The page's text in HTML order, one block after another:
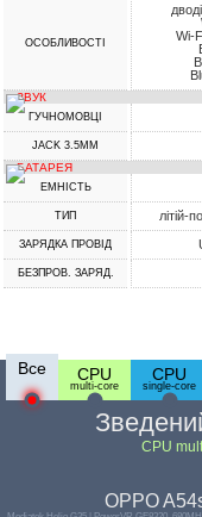
ОСОБЛИВОСТІ
Wi-
ЗВУК
ГУЧНОМОВЦІ
JACK 3.5MM
БАТАРЕЯ
ЕМНІСТЬ
ТИП літій-
ЗАРЯДКА ПРОВІД
БЕЗПРОВ. ЗАРЯД.
Все CPU
multi-core
CPU
single-core
CPU
OPPO